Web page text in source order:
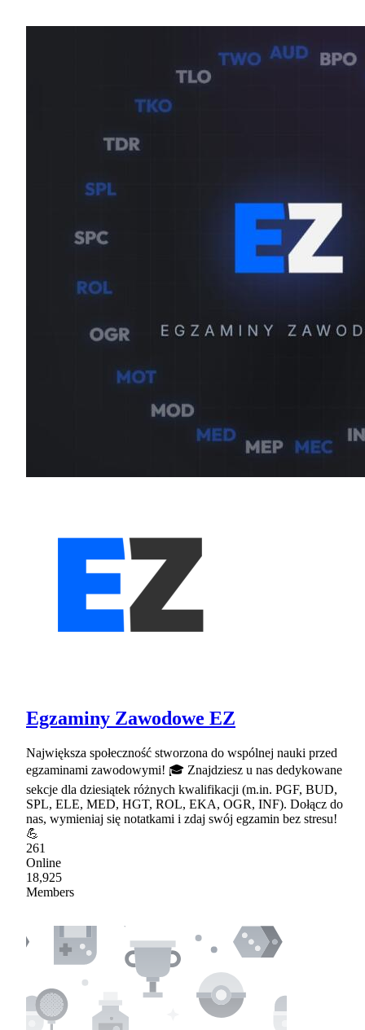
Egzaminy Zawodowe EZ
Największa społeczność stworzona do wspólnej nauki przed
egzaminami zawodowymi! 🎓 Znajdziesz u nas dedykowane
sekcje dla dziesiątek różnych kwalifikacji (m.in. PGF, BUD,
SPL, ELE, MED, HGT, ROL, EKA, OGR, INF). Dołącz do
nas, wymieniaj się notatkami i zdaj swój egzamin bez stresu!
💪
261
Online
18,925
Members